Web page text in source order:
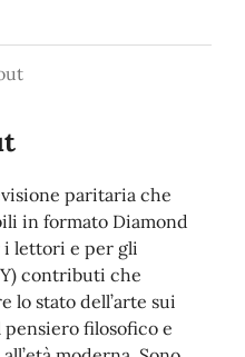
paritaria che
in formato Diamond
i lettori e per gli
contributi che
lo stato dell’arte sui
filosofico e